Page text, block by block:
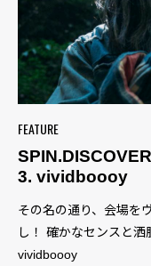
FEATURE
3. vividboooy
その名の通り、会場を
し！ 確かなセンスと洒
vividboooy